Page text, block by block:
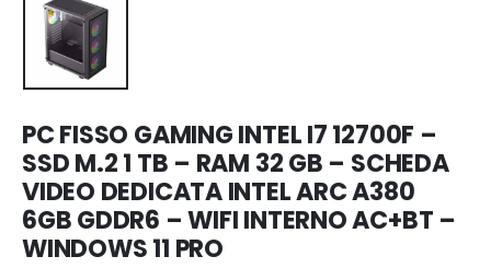
PC FISSO GAMING INTEL I7 12700F –
SSD M.2 1 TB – RAM 32 GB – SCHEDA
VIDEO DEDICATA INTEL ARC A380
6GB GDDR6 – WIFI INTERNO AC+BT –
WINDOWS 11 PRO